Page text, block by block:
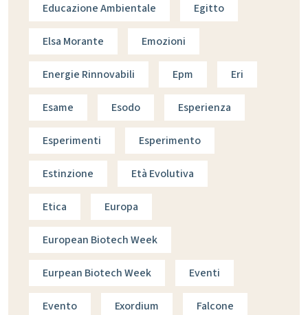
Educazione Ambientale Egitto
Elsa Morante Emozioni
Energie Rinnovabili Epm Eri
Esame Esodo Esperienza
Esperimenti Esperimento
Estinzione Età Evolutiva
Etica Europa
European Biotech Week
Eurpean Biotech Week Eventi
Evento Exordium Falcone